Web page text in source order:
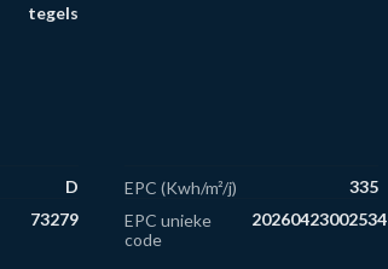
tegels
D EPC (Kwh/m²/j) 335
73279
EPC unieke
code
20260423002534